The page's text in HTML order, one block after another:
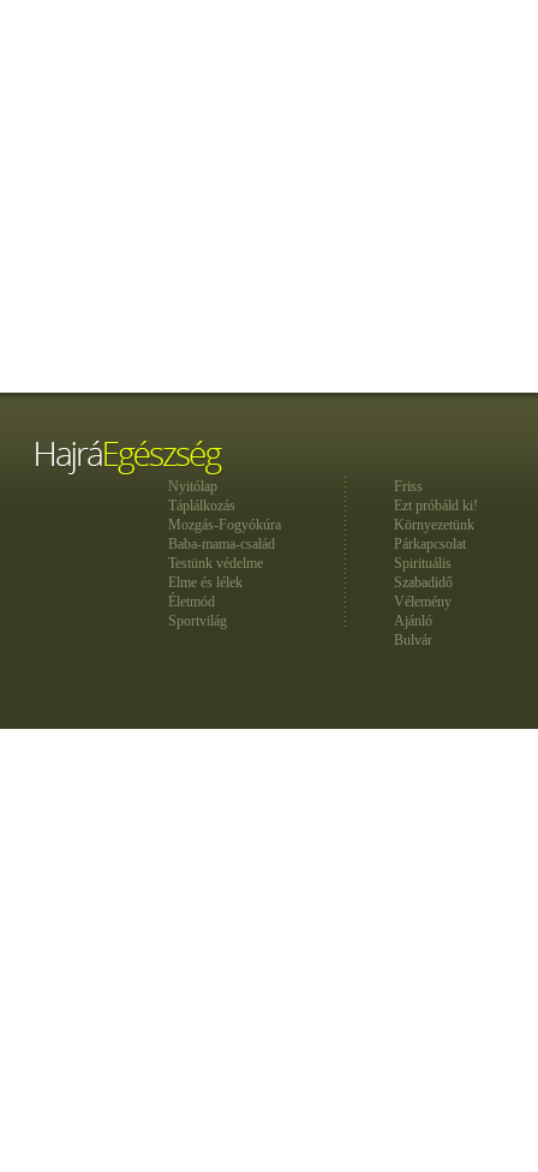
Nyitólap
Táplálkozás
Mozgás-Fogyókúra
Baba-mama-család
Testünk védelme
Elme és lélek
Életmód
Sportvilág
Friss
Ezt próbáld ki!
Környezetünk
Párkapcsolat
Spirituális
Szabadidő
Vélemény
Ajánló
Bulvár